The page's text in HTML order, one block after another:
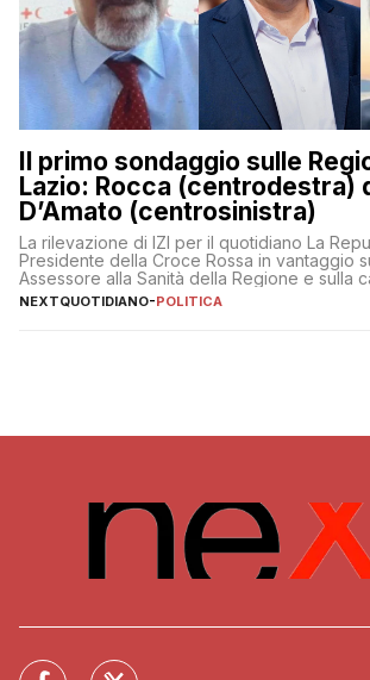
Il primo sondaggio sulle
Lazio: Rocca (centrodestra)
D’Amato (centrosinistra)
La rilevazione di IZI per il quotidiano La
Presidente della Croce Rossa in vantaggio
Assessore alla Sanità della Regione e sulla
Donatella Bianchi
NEXTQUOTIDIANO-POLITICA